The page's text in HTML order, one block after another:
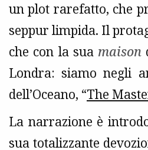
un plot rarefatto, che
seppur limpida. Il
che con la sua maison
Londra: siamo negli
dell’Oceano, “The
La narrazione è
sua totalizzante